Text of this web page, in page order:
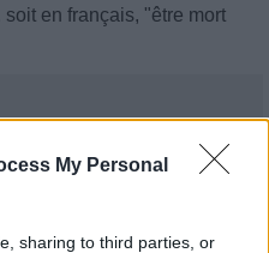
My Personal
sharing to third parties, or
en français, "être mort